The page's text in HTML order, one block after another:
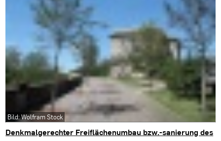
Denkmalgerechter Freiflächenumbau bzw.-sanierung des
Bild: Wolfram Stock